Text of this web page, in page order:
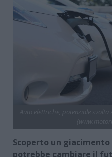
Scoperto un
potrebbe cambiare il